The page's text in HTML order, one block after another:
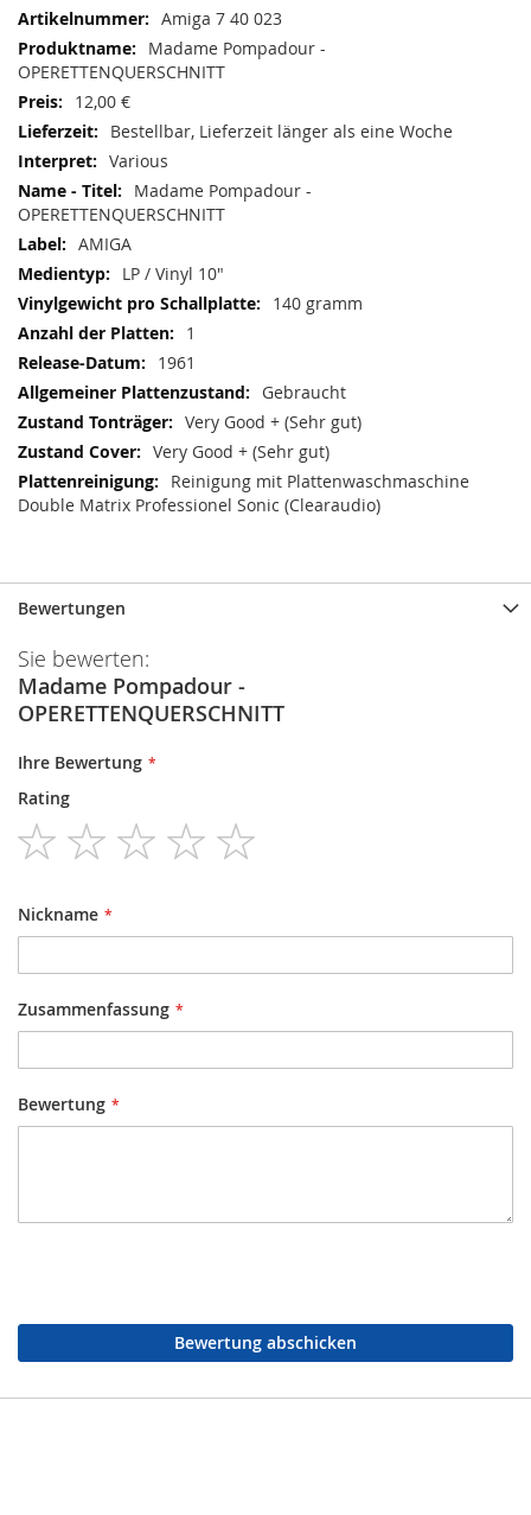
Mehr
Informationen
Amiga 7 40 023
Madame Pompadour -
OPERETTENQUERSCHNITT
12,00 €
Bestellbar, Lieferzeit länger als eine Woche
Various
Madame Pompadour -
OPERETTENQUERSCHNITT
AMIGA
LP / Vinyl 10"
140 gramm
1
1961
Gebraucht
Very Good + (Sehr gut)
Very Good + (Sehr gut)
Reinigung mit Plattenwaschmaschine
Double Matrix Professionel Sonic (Clearaudio)
Bewertungen
Sie bewerten:
Madame Pompadour -
OPERETTENQUERSCHNITT
Ihre Bewertung
Rating
1
star
2
stars
3
stars
4
stars
Nickname
Zusammenfassung
Bewertung
Bewertung abschicken